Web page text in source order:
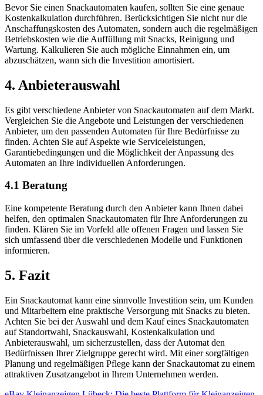
Bevor Sie einen Snackautomaten kaufen, sollten Sie eine genaue
Kostenkalkulation durchführen. Berücksichtigen Sie nicht nur die
Anschaffungskosten des Automaten, sondern auch die regelmäßigen
Betriebskosten wie die Auffüllung mit Snacks, Reinigung und
Wartung. Kalkulieren Sie auch mögliche Einnahmen ein, um
abzuschätzen, wann sich die Investition amortisiert.
4. Anbieterauswahl
Es gibt verschiedene Anbieter von Snackautomaten auf dem Markt.
Vergleichen Sie die Angebote und Leistungen der verschiedenen
Anbieter, um den passenden Automaten für Ihre Bedürfnisse zu
finden. Achten Sie auf Aspekte wie Serviceleistungen,
Garantiebedingungen und die Möglichkeit der Anpassung des
Automaten an Ihre individuellen Anforderungen.
4.1 Beratung
Eine kompetente Beratung durch den Anbieter kann Ihnen dabei
helfen, den optimalen Snackautomaten für Ihre Anforderungen zu
finden. Klären Sie im Vorfeld alle offenen Fragen und lassen Sie
sich umfassend über die verschiedenen Modelle und Funktionen
informieren.
5. Fazit
Ein Snackautomat kann eine sinnvolle Investition sein, um Kunden
und Mitarbeitern eine praktische Versorgung mit Snacks zu bieten.
Achten Sie bei der Auswahl und dem Kauf eines Snackautomaten
auf Standortwahl, Snackauswahl, Kostenkalkulation und
Anbieterauswahl, um sicherzustellen, dass der Automat den
Bedürfnissen Ihrer Zielgruppe gerecht wird. Mit einer sorgfältigen
Planung und regelmäßigen Pflege kann der Snackautomat zu einem
attraktiven Zusatzangebot in Ihrem Unternehmen werden.